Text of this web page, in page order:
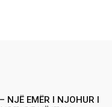
NJË EMËR I NJOHUR I